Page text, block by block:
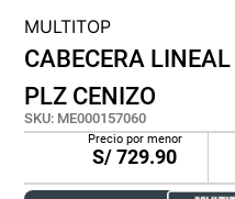
MULTITOP
CABECERA
PLZ CENIZO
SKU: ME000157060
Precio por menor
S/729.90